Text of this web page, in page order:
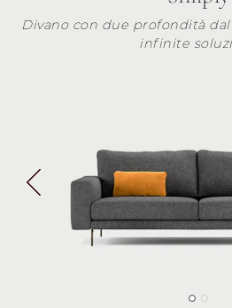
Divano con due profondità
infinite